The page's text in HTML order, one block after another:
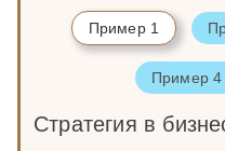
Пример 1
Пример 4
Стратегия в